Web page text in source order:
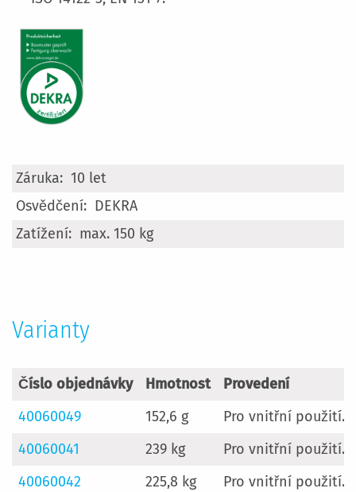
Více
informací
10 let
DEKRA
max. 150 kg
Varianty
Číslo objednávky Hmotnost
Provedení
40060049
152,6 g
Pro vnitřní použití.
40060041
239 kg
Pro vnitřní použití.
40060042
225,8 kg
Pro vnitřní použití.